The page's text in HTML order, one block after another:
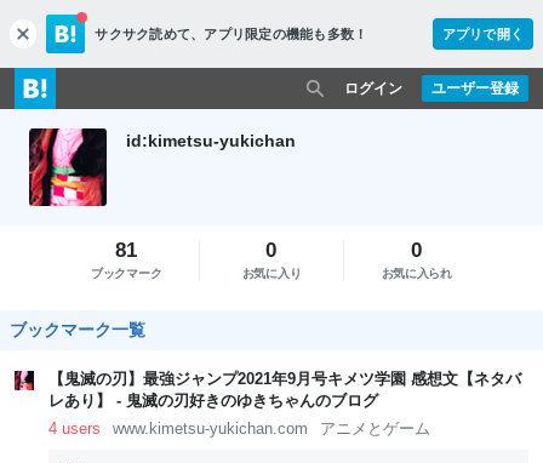
c
l
o
s
e
サクサク読めて、 アプリ限定の機能も多数！ アプリで開く
ユーザー登録
ログイン
id:kimetsu-yukichan
81
ブックマーク
0
お気に入り
0
お気に入られ
ブックマーク一覧
【鬼滅の刃】最強ジャンプ2021年9月号キメツ学園 感想文【ネタバ
レあり】 - 鬼滅の刃好きのゆきちゃんのブログ
4 users
www.kimetsu-yukichan.com アニメとゲーム